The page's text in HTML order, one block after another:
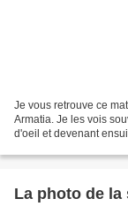
Je vous retrouve ce
Armatia. Je les vois
d'oeil et devenant
La photo de la